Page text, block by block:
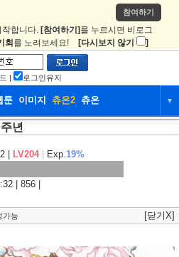
참여하기
작합니다. [참여하기] 를 누르시면 비로그
회 를 노려보세요! [다시보지 않기 ]
| 로그인유지
툰 이미지 츄온2 츄온 ▼
츄온2
년
| LV204 Exp.19%
| 856 |
가능 [닫기X]